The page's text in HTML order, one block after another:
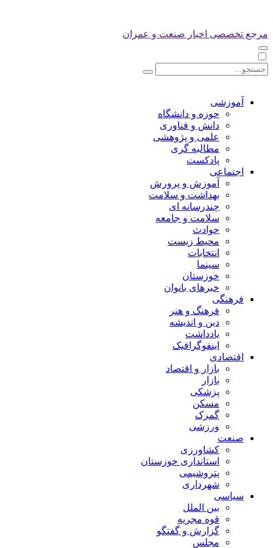
مرجع تخصصی اخبار صنعت و عمران
آموزشی
حوزه و دانشگاه
دانش و فناوری
علمی و پژوهشی
مطالبه گری
پادکست
اجتماعی
آموزش و پرورش
بهداشت و سلامت
چندرسانه ای
سلامت و جامعه
حوادث
محیط زیست
انتخابات
سینما
خوزستان
خبرهای بانوان
فرهنگی
فرهنگ و هنر
دین و اندیشه
یادداشت
اینفوگرافیک
اقتصادی
بازار و اقتصاد
بازار
پزشکی
مسکن
گمرک
ورزشی
صنعت
کشاورزی
استانداری خوزستان
پتروشیمی
شهرداری
سیاسی
بین الملل
قوه مجریه
گزارش و گفتگو
مجلس